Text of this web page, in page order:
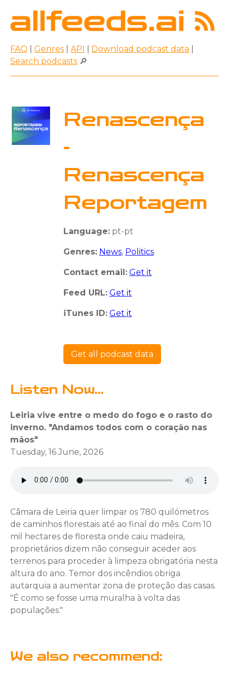
FAQ Genres API Download podcast data
Search podcasts 🔎
Renascença
-
Renascença
Reportagem
Language: pt-pt
Genres: News, Politics
Contact email: Get it
Feed URL: Get it
iTunes ID: Get it
Get all podcast data
Listen Now...
Leiria vive entre o medo do fogo e o rasto do
inverno. "Andamos todos com o coração nas
mãos"
Tuesday, 16 June, 2026
Câmara de Leiria quer limpar os 780 quilómetros
de caminhos florestais até ao final do mês. Com 10
mil hectares de floresta onde caiu madeira,
proprietários dizem não conseguir aceder aos
terrenos para proceder à limpeza obrigatória nesta
altura do ano. Temor dos incêndios obriga
autarquia a aumentar zona de proteção das casas.
"É como se fosse uma muralha à volta das
populações."
We also recommend: